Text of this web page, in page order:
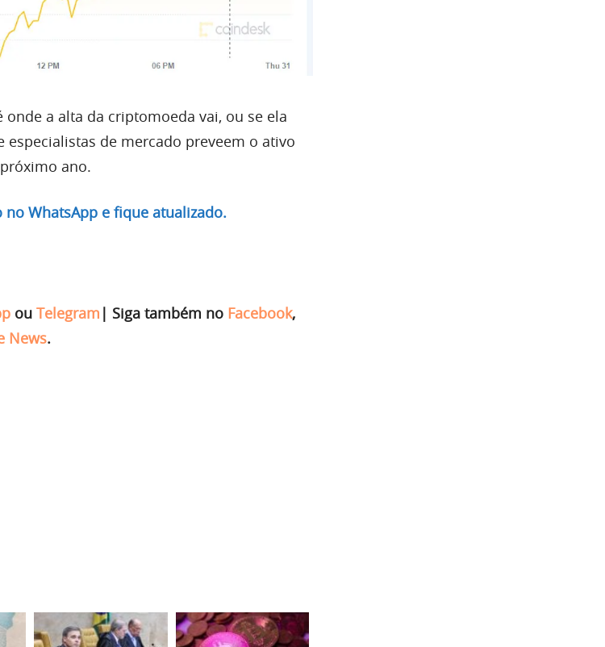
a alta da criptomoeda vai, ou se ela
especialistas de mercado preveem o ativo
ano.
no WhatsApp e fique atualizado.
ou Telegram | Siga também no Facebook,
News.